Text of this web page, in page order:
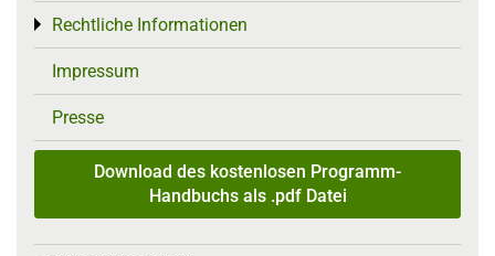
Rechtliche Informationen
Toggle menu
Impressum
Presse
Download des kostenlosen Programm-
Handbuchs als .pdf Datei